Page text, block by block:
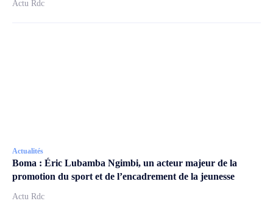
Actu Rdc
Actualités
Boma : Éric Lubamba Ngimbi, un acteur majeur de la
promotion du sport et de l’encadrement de la jeunesse
Actu Rdc